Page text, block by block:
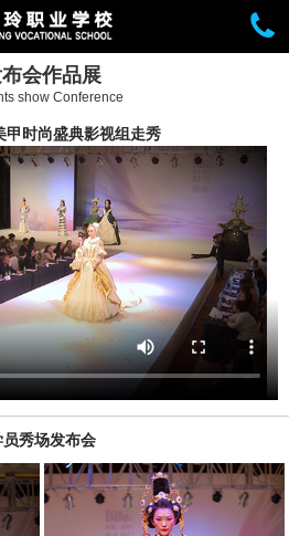
会作品展
show Conference
甲时尚盛典影视组走秀
员秀场发布会